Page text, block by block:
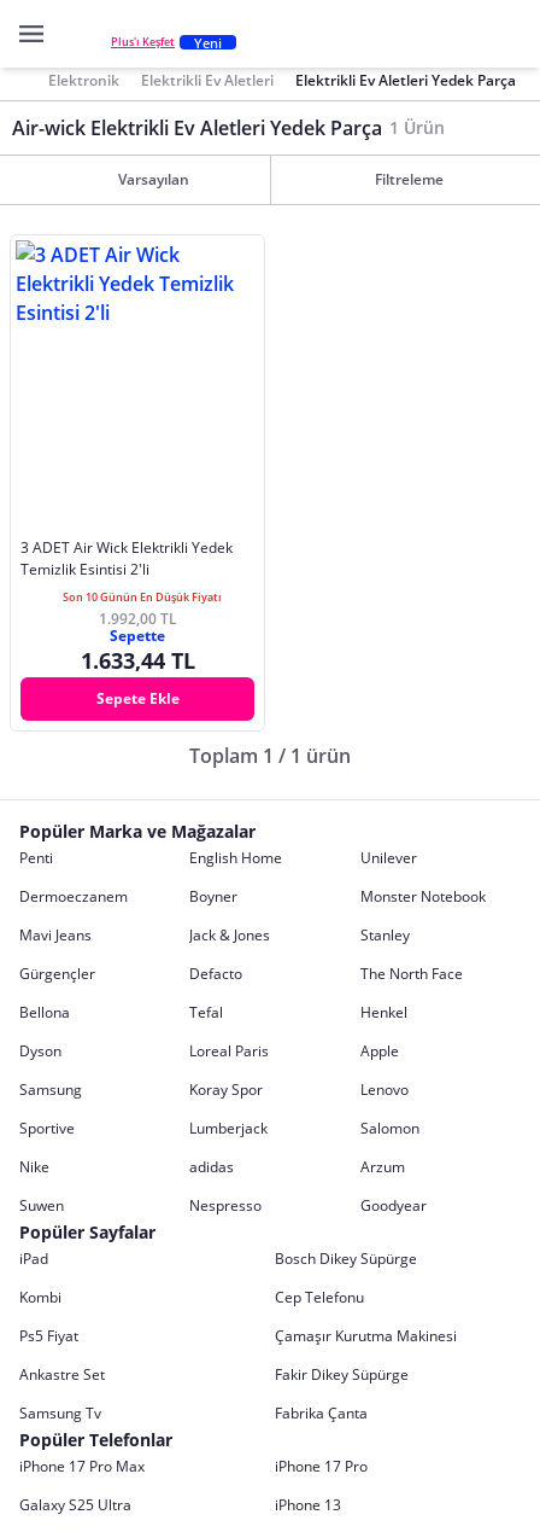
Plus'ı Keşfet Yeni
Elektronik Elektrikli Ev Aletleri Elektrikli Ev Aletleri Yedek Parça
Air-wick Elektrikli Ev Aletleri Yedek Parça 1 Ürün
Varsayılan Filtreleme
3 ADET Air Wick Elektrikli Yedek
Temizlik Esintisi 2'li
Son 10 Günün En Düşük Fiyatı
1.992,00 TL
Sepette
1.633,44 TL
Sepete Ekle
Toplam 1 / 1 ürün
Popüler Marka ve Mağazalar
Penti English Home
Unilever
Dermoeczanem
Boyner
Monster Notebook
Mavi Jeans
Jack & Jones
Stanley
Gürgençler
Defacto
The North Face
Bellona
Tefal
Henkel
Dyson
Loreal Paris
Apple
Samsung
Koray Spor
Lenovo
Sportive
Lumberjack
Salomon
Nike
adidas
Arzum
Suwen
Nespresso Goodyear
Popüler Sayfalar
iPad
Bosch Dikey Süpürge
Kombi
Cep Telefonu
Ps5 Fiyat
Çamaşır Kurutma Makinesi
Ankastre Set
Fakir Dikey Süpürge
Samsung Tv
Fabrika Çanta
Popüler Telefonlar
iPhone 17 Pro Max
iPhone 17 Pro
Galaxy S25 Ultra
iPhone 13